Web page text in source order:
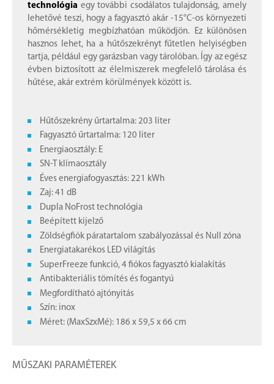
technológia egy további csodálatos tulajdonság, amely
lehetővé teszi, hogy a fagyasztó akár -15°C-os környezeti
hőmérsékletig megbízhatóan működjön. Ez különösen
hasznos lehet, ha a hűtőszekrényt fűtetlen helyiségben
tartja, például egy garázsban vagy tárolóban. Így az egész
évben biztosított az élelmiszerek megfelelő tárolása és
hűtése, akár extrém körülmények között is.
Hűtőszekrény űrtartalma: 203 liter
Fagyasztó űrtartalma: 120 liter
Energiaosztály: E
SN-T klímaosztály
Éves energiafogyasztás: 221 kWh
Zaj: 41 dB
Dupla NoFrost technológia
Beépített kijelző
Zöldségfiók páratartalom szabályozással és Null zóna
Energiatakarékos LED világítás
SuperFreeze funkció, 4 fiókos fagyasztó kialakítás
Antibakteriális tömítés és fogantyú
Megfordítható ajtónyitás
Szín: inox
Méret: (MaxSzxMé): 186 x 59,5 x 66 cm
MŰSZAKI PARAMÉTEREK